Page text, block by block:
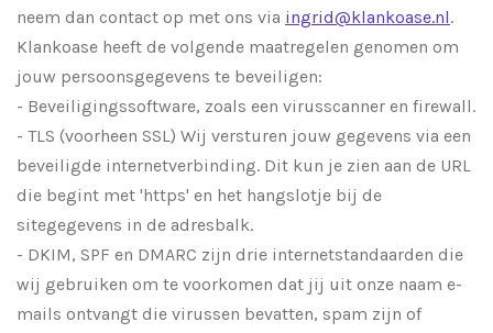
neem dan contact op met ons via ingrid@klankoase.nl.
Klankoase heeft de volgende maatregelen genomen om
jouw persoonsgegevens te beveiligen:
- Beveiligingssoftware, zoals een virusscanner en firewall.
- TLS (voorheen SSL) Wij versturen jouw gegevens via een
beveiligde internetverbinding. Dit kun je zien aan de URL
die begint met 'https' en het hangslotje bij de
sitegegevens in de adresbalk.
- DKIM, SPF en DMARC zijn drie internetstandaarden die
wij gebruiken om te voorkomen dat jij uit onze naam e-
mails ontvangt die virussen bevatten, spam zijn of